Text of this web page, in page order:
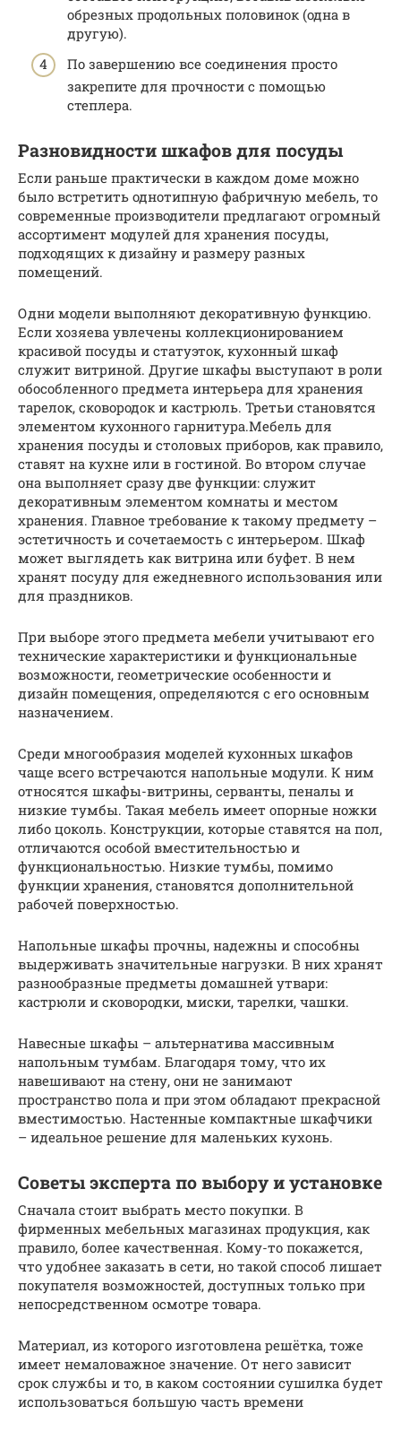
обрезных продольных половинок (одна в
другую).
По завершению все соединения просто
закрепите для прочности с помощью
степлера.
Разновидности шкафов для посуды
Если раньше практически в каждом доме можно
было встретить однотипную фабричную мебель, то
современные производители предлагают огромный
ассортимент модулей для хранения посуды,
подходящих к дизайну и размеру разных
помещений.
Одни модели выполняют декоративную функцию.
Если хозяева увлечены коллекционированием
красивой посуды и статуэток, кухонный шкаф
служит витриной. Другие шкафы выступают в роли
обособленного предмета интерьера для хранения
тарелок, сковородок и кастрюль. Третьи становятся
элементом кухонного гарнитура.Мебель для
хранения посуды и столовых приборов, как правило,
ставят на кухне или в гостиной. Во втором случае
она выполняет сразу две функции: служит
декоративным элементом комнаты и местом
хранения. Главное требование к такому предмету –
эстетичность и сочетаемость с интерьером. Шкаф
может выглядеть как витрина или буфет. В нем
хранят посуду для ежедневного использования или
для праздников.
При выборе этого предмета мебели учитывают его
технические характеристики и функциональные
возможности, геометрические особенности и
дизайн помещения, определяются с его основным
назначением.
Среди многообразия моделей кухонных шкафов
чаще всего встречаются напольные модули. К ним
относятся шкафы-витрины, серванты, пеналы и
низкие тумбы. Такая мебель имеет опорные ножки
либо цоколь. Конструкции, которые ставятся на пол,
отличаются особой вместительностью и
функциональностью. Низкие тумбы, помимо
функции хранения, становятся дополнительной
рабочей поверхностью.
Напольные шкафы прочны, надежны и способны
выдерживать значительные нагрузки. В них хранят
разнообразные предметы домашней утвари:
кастрюли и сковородки, миски, тарелки, чашки.
Навесные шкафы – альтернатива массивным
напольным тумбам. Благодаря тому, что их
навешивают на стену, они не занимают
пространство пола и при этом обладают прекрасной
вместимостью. Настенные компактные шкафчики
– идеальное решение для маленьких кухонь.
Советы эксперта по выбору и установке
Сначала стоит выбрать место покупки. В
фирменных мебельных магазинах продукция, как
правило, более качественная. Кому-то покажется,
что удобнее заказать в сети, но такой способ лишает
покупателя возможностей, доступных только при
непосредственном осмотре товара.
Материал, из которого изготовлена решётка, тоже
имеет немаловажное значение. От него зависит
срок службы и то, в каком состоянии сушилка будет
использоваться большую часть времени